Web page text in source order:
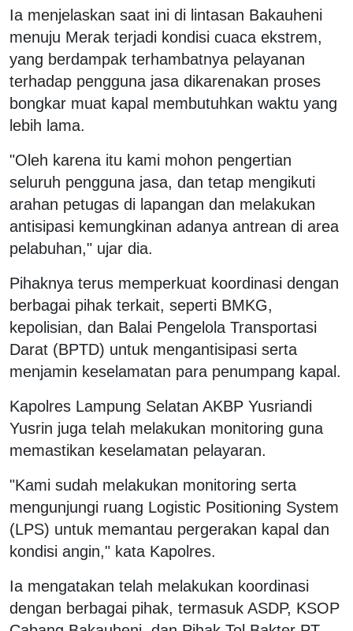
Ia menjelaskan saat ini di lintasan Bakauheni
menuju Merak terjadi kondisi cuaca ekstrem,
yang berdampak terhambatnya pelayanan
terhadap pengguna jasa dikarenakan proses
bongkar muat kapal membutuhkan waktu yang
lebih lama.
"Oleh karena itu kami mohon pengertian
seluruh pengguna jasa, dan tetap mengikuti
arahan petugas di lapangan dan melakukan
antisipasi kemungkinan adanya antrean di area
pelabuhan," ujar dia.
Pihaknya terus memperkuat koordinasi dengan
berbagai pihak terkait, seperti BMKG,
kepolisian, dan Balai Pengelola Transportasi
Darat (BPTD) untuk mengantisipasi serta
menjamin keselamatan para penumpang kapal.
Kapolres Lampung Selatan AKBP Yusriandi
Yusrin juga telah melakukan monitoring guna
memastikan keselamatan pelayaran.
"Kami sudah melakukan monitoring serta
mengunjungi ruang Logistic Positioning System
(LPS) untuk memantau pergerakan kapal dan
kondisi angin," kata Kapolres.
Ia mengatakan telah melakukan koordinasi
dengan berbagai pihak, termasuk ASDP, KSOP